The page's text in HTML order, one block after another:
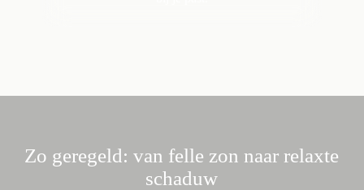
Zo geregeld: van felle zon naar relaxte
schaduw